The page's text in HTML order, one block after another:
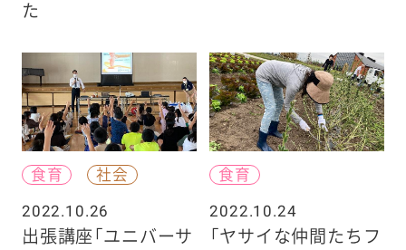
た
食育
社会
2022.10.26
出張講座「ユニバーサ
食育
2022.10.24
「ヤサイな仲間たちフ